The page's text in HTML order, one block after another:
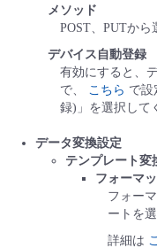
メソッド
POST、PUTから
デバイス自動登録
有効にすると、
で、
こちら で設
録)」を選択して
データ変換設定
テンプレート変
フォーマ
フォー
ートを
詳細は